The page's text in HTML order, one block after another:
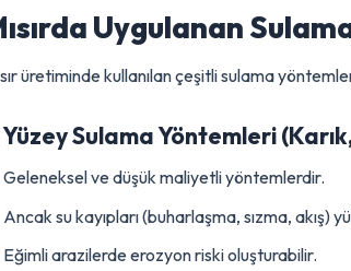
Uygulanacak su miktarı, bitkinin günlük su
hesaplanmalıdır. Aşırı sulama, besin
Mısırda Uygulanan
Mısır üretiminde kullanılan çeşitli sulama